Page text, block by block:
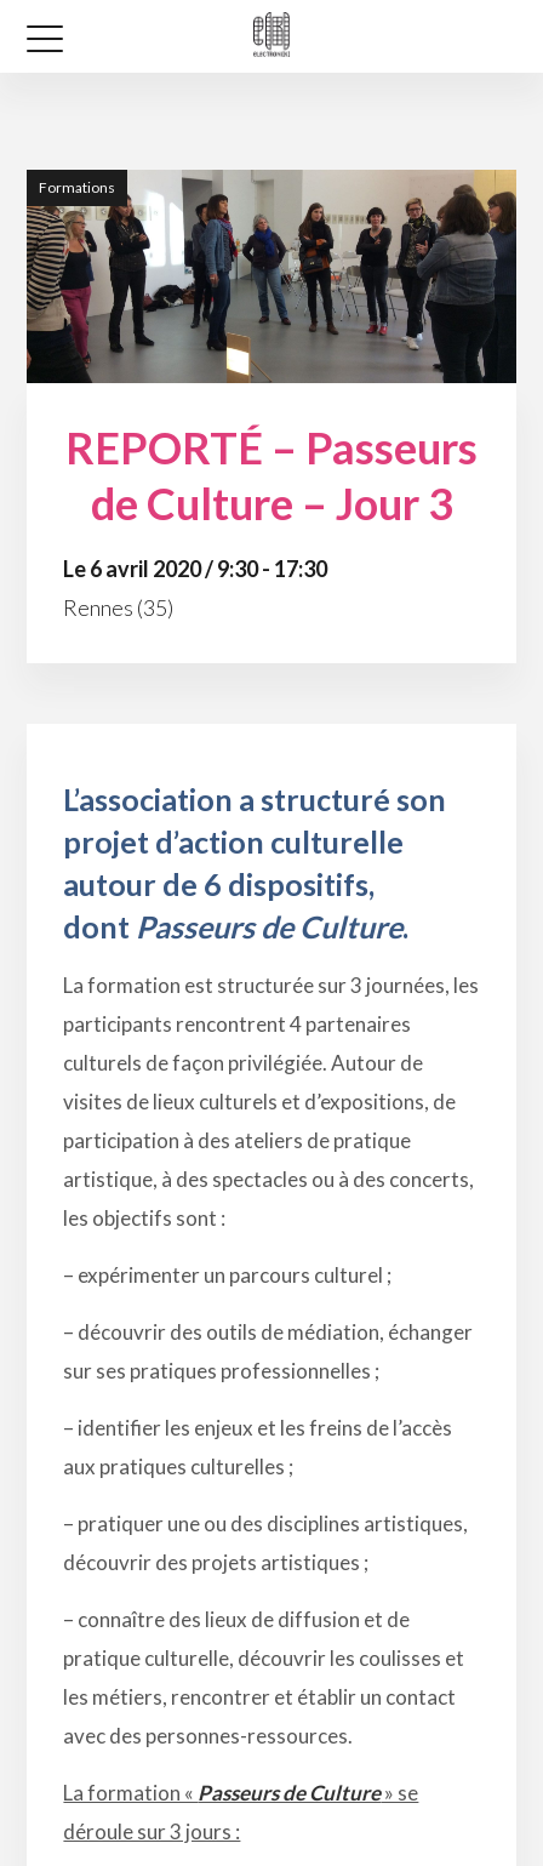
Formations
REPORTÉ – Passeurs
de Culture – Jour 3
Le 6 avril 2020 / 9:30 - 17:30
Rennes (35)
L’association a structuré son
projet d’action culturelle
autour de 6 dispositifs,
dont Passeurs de Culture.
La formation est structurée sur 3 journées, les
participants rencontrent 4 partenaires
culturels de façon privilégiée. Autour de
visites de lieux culturels et d’expositions, de
participation à des ateliers de pratique
artistique, à des spectacles ou à des concerts,
les objectifs sont :
– expérimenter un parcours culturel ;
– découvrir des outils de médiation, échanger
sur ses pratiques professionnelles ;
– identifier les enjeux et les freins de l’accès
aux pratiques culturelles ;
– pratiquer une ou des disciplines artistiques,
découvrir des projets artistiques ;
– connaître des lieux de diffusion et de
pratique culturelle, découvrir les coulisses et
les métiers, rencontrer et établir un contact
avec des personnes-ressources.
La formation « Passeurs de Culture» se
déroule sur 3 jours :